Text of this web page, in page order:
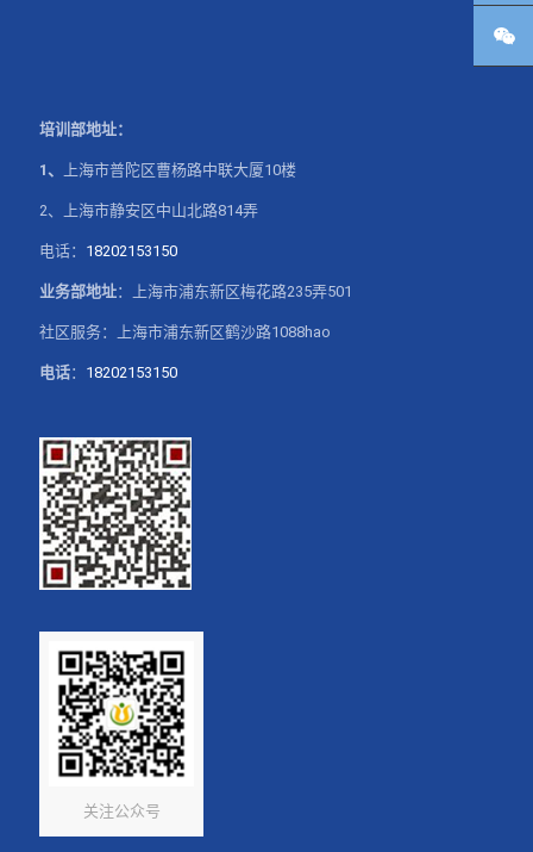
培训部地址：
1、 上海市普陀区曹杨路中联大厦10楼
2、上海市静安区中山北路814弄
电话： 18202153150
业务部地址：上海市浦东新区梅花路235弄501
社区服务：上海市浦东新区鹤沙路1088hao
电话： 18202153150
关注公众号
微